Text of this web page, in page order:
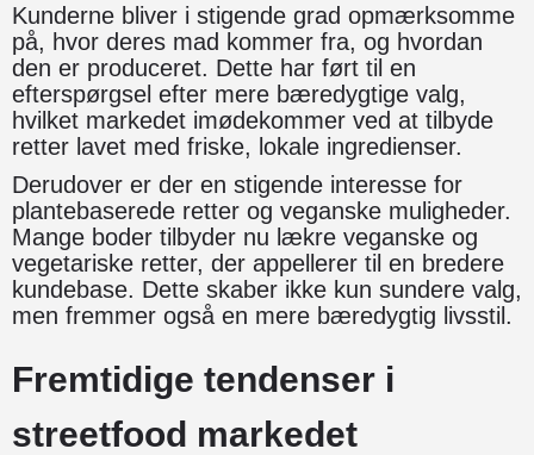
Kunderne bliver i stigende grad opmærksomme
på, hvor deres mad kommer fra, og hvordan
den er produceret. Dette har ført til en
efterspørgsel efter mere bæredygtige valg,
hvilket markedet imødekommer ved at tilbyde
retter lavet med friske, lokale ingredienser.
Derudover er der en stigende interesse for
plantebaserede retter og veganske muligheder.
Mange boder tilbyder nu lækre veganske og
vegetariske retter, der appellerer til en bredere
kundebase. Dette skaber ikke kun sundere valg,
men fremmer også en mere bæredygtig livsstil.
Fremtidige tendenser i
streetfood markedet